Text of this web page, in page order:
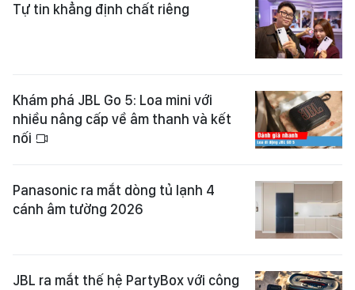
Tự tin khẳng định chất riêng
Khám phá JBL Go 5: Loa mini với
nhiều nâng cấp về âm thanh và kết
nối
Panasonic ra mắt dòng tủ lạnh 4
cánh âm tường 2026
JBL ra mắt thế hệ PartyBox với công